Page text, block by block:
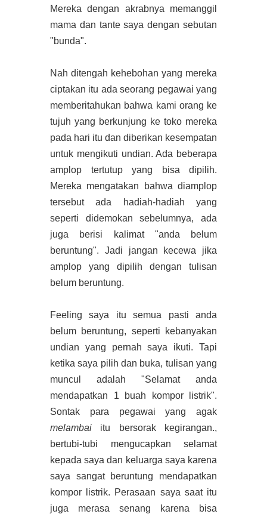
Mereka dengan akrabnya memanggil
mama dan tante saya dengan sebutan
"bunda".
Nah ditengah kehebohan yang mereka
ciptakan itu ada seorang pegawai yang
memberitahukan bahwa kami orang ke
tujuh yang berkunjung ke toko mereka
pada hari itu dan diberikan kesempatan
untuk mengikuti undian. Ada beberapa
amplop tertutup yang bisa dipilih.
Mereka mengatakan bahwa diamplop
tersebut ada hadiah-hadiah yang
seperti didemokan sebelumnya, ada
juga berisi kalimat "anda belum
beruntung". Jadi jangan kecewa jika
amplop yang dipilih dengan tulisan
belum beruntung.
Feeling saya itu semua pasti anda
belum beruntung, seperti kebanyakan
undian yang pernah saya ikuti. Tapi
ketika saya pilih dan buka, tulisan yang
muncul adalah "Selamat anda
mendapatkan 1 buah kompor listrik".
Sontak para pegawai yang agak
melambai itu bersorak kegirangan.,
bertubi-tubi mengucapkan selamat
kepada saya dan keluarga saya karena
saya sangat beruntung mendapatkan
kompor listrik. Perasaan saya saat itu
juga merasa senang karena bisa